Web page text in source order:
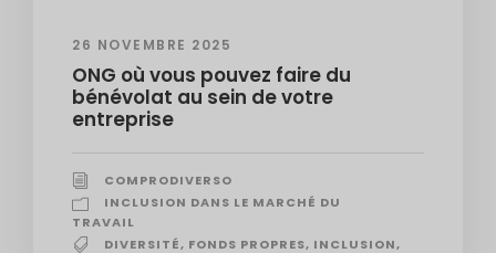
26 NOVEMBRE 2025
ONG où vous pouvez faire du
bénévolat au sein de votre
entreprise
COMPRODIVERSO
INCLUSION DANS LE MARCHÉ DU
TRAVAIL
DIVERSITÉ, FONDS PROPRES, INCLUSION,